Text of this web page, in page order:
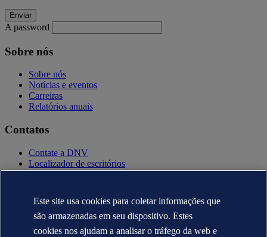
A password
Sobre nós
Sobre nós
Notícias e eventos
Carreiras
Relatórios anuais
Contatos
Contate a DNV
Localizador de escritórios
Contatos para imprensa
Política de privacidade
Termo de uso
Copyright © DNV AS 2025
Este site usa cookies para coletar informações que
são armazenadas em seu dispositivo. Estes
cookies nos ajudam a analisar o tráfego da web e